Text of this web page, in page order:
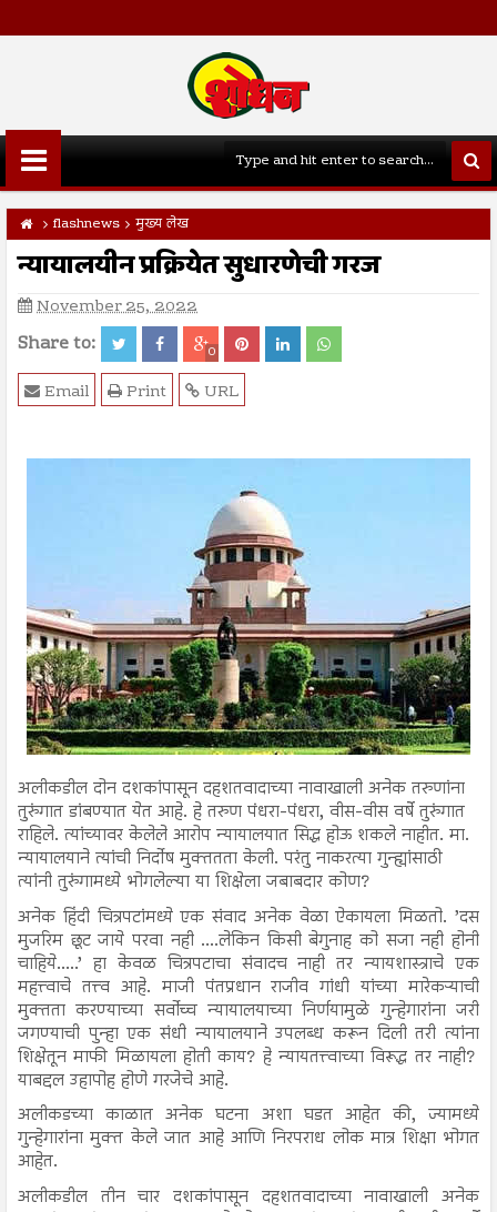
flashnews मुख्य लेख
न्यायालयीन प्रक्रियेत सुधारणेची गरज
November 25, 2022
Share to: 0
URL
Print
Email
अलीकडील दोन दशकांपासून दहशतवादाच्या नावाखाली अनेक तरुणांना
तुरुंगात डांबण्यात येत आहे. हे तरुण पंधरा-पंधरा, वीस-वीस वर्षे तुरुंगात
राहिले. त्यांच्यावर केलेले आरोप न्यायालयात सिद्ध होऊ शकले नाहीत. मा.
न्यायालयाने त्यांची निर्दोष मुक्ततता केली. परंतु नाकरत्या गुन्ह्यांसाठी
त्यांनी तुरुंगामध्ये भोगलेल्या या शिक्षेला जबाबदार कोण?
अनेक हिंदी चित्रपटांमध्ये एक संवाद अनेक वेळा ऐकायला मिळतो. ’दस
मुजरिम छूट जाये परवा नही ....लेकिन किसी बेगुनाह को सजा नही होनी
चाहिये.....’ हा केवळ चित्रपटाचा संवादच नाही तर न्यायशास्त्राचे एक
महत्त्वाचे तत्त्व आहे. माजी पंतप्रधान राजीव गांधी यांच्या मारेकऱ्याची
मुक्तता करण्याच्या सर्वोच्च न्यायालयाच्या निर्णयामुळे गुन्हेगारांना जरी
जगण्याची पुन्हा एक संधी न्यायालयाने उपलब्ध करून दिली तरी त्यांना
शिक्षेतून माफी मिळायला होती काय? हे न्यायतत्त्वाच्या विरूद्ध तर नाही?
याबद्दल उहापोह होणे गरजेचे आहे.
अलीकडच्या काळात अनेक घटना अशा घडत आहेत की, ज्यामध्ये
गुन्हेगारांना मुक्त केले जात आहे आणि निरपराध लोक मात्र शिक्षा भोगत
आहेत.
अलीकडील तीन चार दशकांपासून दहशतवादाच्या नावाखाली अनेक